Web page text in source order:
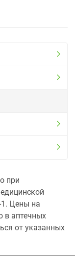
при
1. Цены на
в аптечных
от указанных